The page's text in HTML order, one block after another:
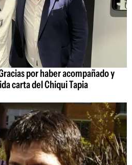
por haber acompañado y
carta del Chiqui Tapia